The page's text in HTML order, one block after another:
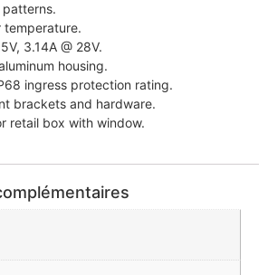
3.14A @ 28V.
housing.
ingress protection rating.
brackets and hardware.
retail box with window.